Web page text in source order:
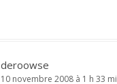
deroowse
10 novembre 2008 à 1 h 33